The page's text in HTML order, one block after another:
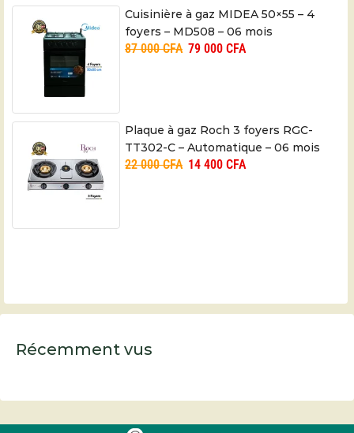
Cuisinière à gaz MIDEA 50×55 – 4
foyers – MD508 – 06 mois
87 000CFA 79 000 CFA
Plaque à gaz Roch 3 foyers RGC-
TT302-C – Automatique – 06 mois
22 000CFA 14 400 CFA
Récemment vus